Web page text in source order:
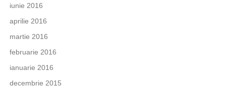
iunie 2016
aprilie 2016
martie 2016
februarie 2016
ianuarie 2016
decembrie 2015